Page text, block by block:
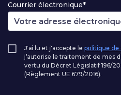
Courrier électronique*
J'ai lu et j'accepte le politique
j’autorise le traitement de mes
vertu du Décret Législatif 196/
(Règlement UE 679/2016).